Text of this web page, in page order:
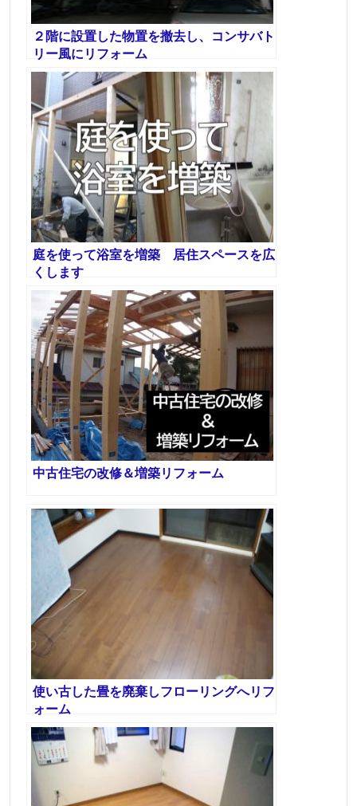
２階に設置した物置を撤去し、コンサバト
リー風にリフォーム
庭を使って浴室を増築 居住スペースを広
くします
中古住宅の改修＆増築リフォーム
使い古した畳を廃棄しフローリングへリフ
ォーム